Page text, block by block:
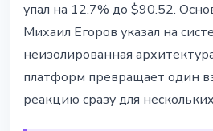
19 апреля 2026 г. 3 мин чтения
Наталия Дорофеева
упал на 12.7% до $90.52.
Михаил Егоров указал на
неизолированная
платформ превращает один
реакцию сразу для